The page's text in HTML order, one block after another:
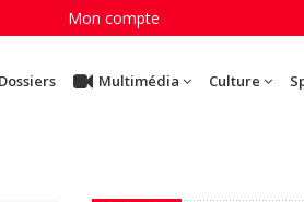
Mon compte
Multimédia Culture